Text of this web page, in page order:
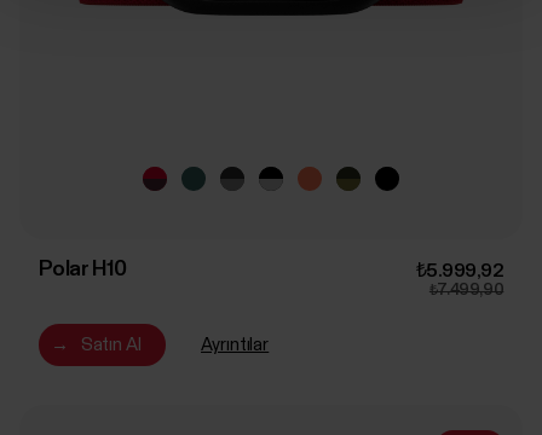
Polar H10 ₺5.999,92
₺7.499,90
→ Satın Al Ayrıntılar